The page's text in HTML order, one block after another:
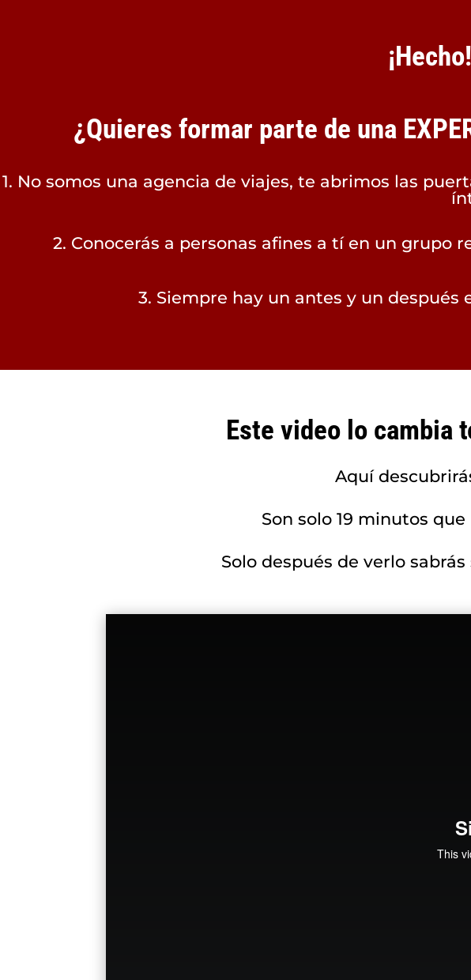
¿Quieres formar parte de una
1. No somos una agencia de viajes, te abrimos las
2. Conocerás a personas afines a tí en un
3. Siempre hay un antes y un después
Este video lo cambia
Aquí
Son solo 19 minutos
Solo después de verlo